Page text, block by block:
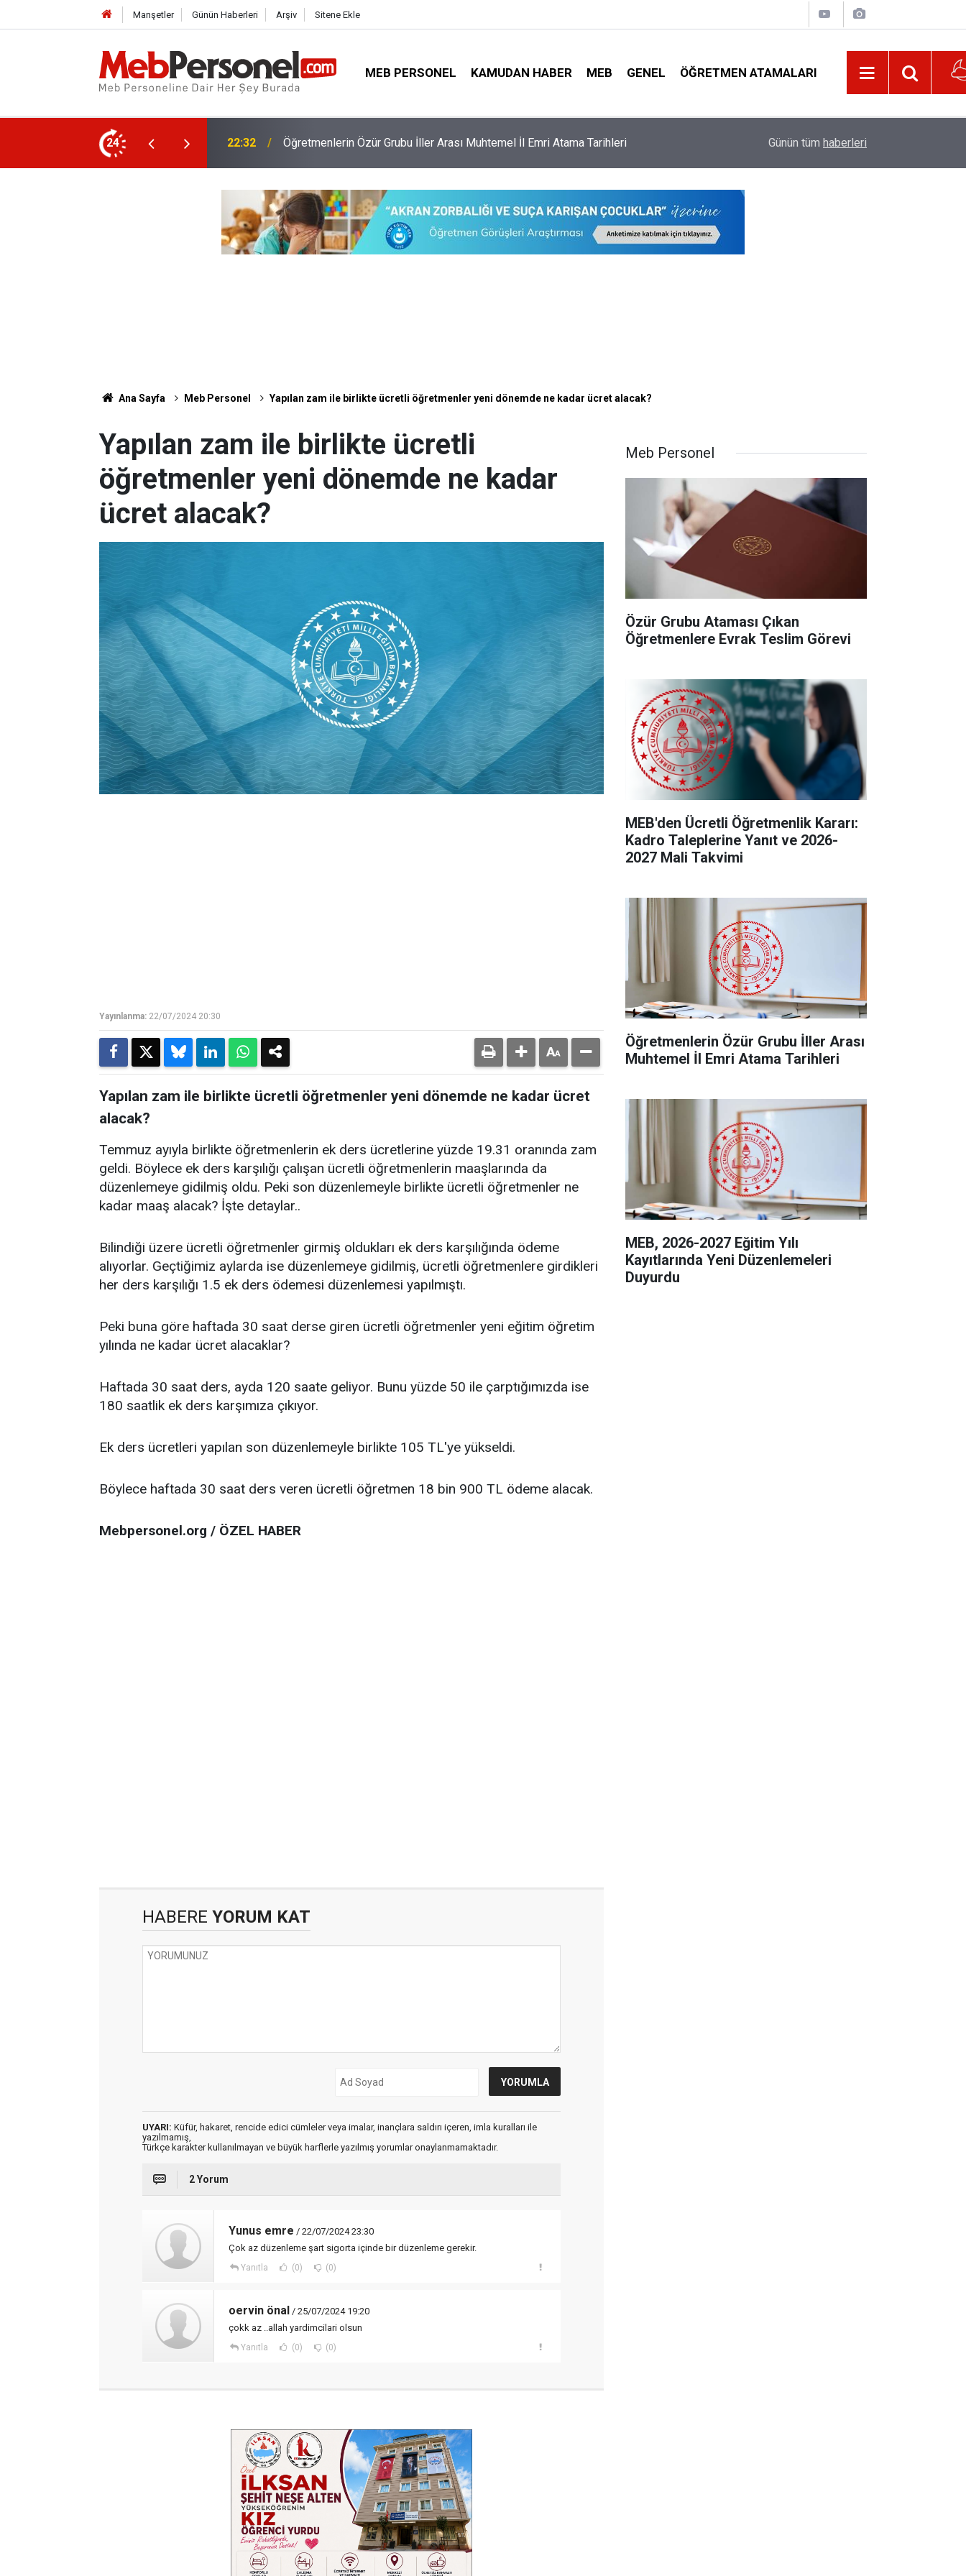
Manşetler Günün Haberleri Arşiv Sitene Ekle
MEB PERSONEL KAMUDAN HABER MEB GENEL ÖĞRETMEN ATAMALARI
24
Muhtemel İl Emri Atama Tarihleri 22:02 MEB, 2026-2027 Eğitim Yılı Kayıtlarında Yeni Düzenlemeleri Duyurdu Öğretmenler İl Emri Bekliyor, İl Emri Ataması
Günün tüm haberleri
Ana Sayfa Meb Personel Yapılan zam ile birlikte ücretli öğretmenler yeni dönemde ne kadar ücret alacak?
Yapılan zam ile birlikte ücretli
öğretmenler yeni dönemde ne kadar
ücret alacak?
Yayınlanma: 22/07/2024 20:30
Yapılan zam ile birlikte ücretli öğretmenler yeni dönemde ne kadar ücret
alacak?
Temmuz ayıyla birlikte öğretmenlerin ek ders ücretlerine yüzde 19.31 oranında zam
geldi. Böylece ek ders karşılığı çalışan ücretli öğretmenlerin maaşlarında da
düzenlemeye gidilmiş oldu. Peki son düzenlemeyle birlikte ücretli öğretmenler ne
kadar maaş alacak? İşte detaylar..
Bilindiği üzere ücretli öğretmenler girmiş oldukları ek ders karşılığında ödeme
alıyorlar. Geçtiğimiz aylarda ise düzenlemeye gidilmiş, ücretli öğretmenlere girdikleri
her ders karşılığı 1.5 ek ders ödemesi düzenlemesi yapılmıştı.
Peki buna göre haftada 30 saat derse giren ücretli öğretmenler yeni eğitim öğretim
yılında ne kadar ücret alacaklar?
Haftada 30 saat ders, ayda 120 saate geliyor. Bunu yüzde 50 ile çarptığımızda ise
180 saatlik ek ders karşımıza çıkıyor.
Ek ders ücretleri yapılan son düzenlemeyle birlikte 105 TL'ye yükseldi.
Böylece haftada 30 saat ders veren ücretli öğretmen 18 bin 900 TL ödeme alacak.
Mebpersonel.org / ÖZEL HABER
HABERE YORUM KAT
UYARI: Küfür, hakaret, rencide edici cümleler veya imalar, inançlara saldırı içeren, imla kuralları ile
yazılmamış,
Türkçe karakter kullanılmayan ve büyük harflerle yazılmış yorumlar onaylanmamaktadır.
2 Yorum
Yunus emre / 22/07/2024 23:30
Çok az düzenleme şart sigorta içinde bir düzenleme gerekir.
Yanıtla (0) (0)
oervin önal / 25/07/2024 19:20
çokk az ..allah yardimcilari olsun
Yanıtla (0) (0)
Meb Personel
Özür Grubu Ataması Çıkan
Öğretmenlere Evrak Teslim Görevi
MEB'den Ücretli Öğretmenlik Kararı:
Kadro Taleplerine Yanıt ve 2026-
2027 Mali Takvimi
Öğretmenlerin Özür Grubu İller Arası
Muhtemel İl Emri Atama Tarihleri
MEB, 2026-2027 Eğitim Yılı
Kayıtlarında Yeni Düzenlemeleri
Duyurdu